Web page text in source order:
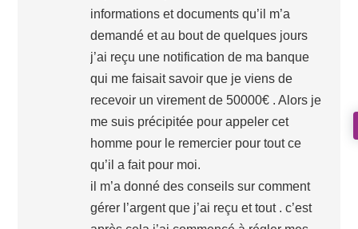
informations et documents qu’il m’a
demandé et au bout de quelques jours
j’ai reçu une notification de ma banque
qui me faisait savoir que je viens de
recevoir un virement de 50000€ . Alors je
me suis précipitée pour appeler cet
homme pour le remercier pour tout ce
qu’il a fait pour moi.
il m’a donné des conseils sur comment
gérer l’argent que j’ai reçu et tout . c’est